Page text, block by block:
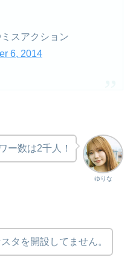
スアクション
6, 2014
ゆりな
ー数は2千人！
タを開設してません。